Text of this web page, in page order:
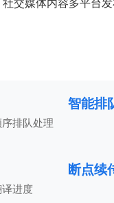
交媒体内容多平台
智能排
排队处理
断点续
进度